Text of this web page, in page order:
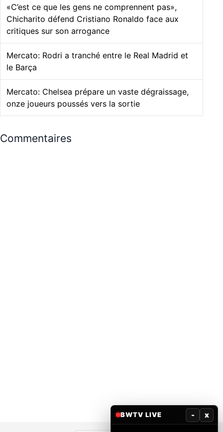
«C’est ce que les gens ne comprennent pas»,
Chicharito défend Cristiano Ronaldo face aux
critiques sur son arrogance
Mercato: Rodri a tranché entre le Real Madrid et
le Barça
Mercato: Chelsea prépare un vaste dégraissage,
onze joueurs poussés vers la sortie
Commentaires
BWTV LIVE - x